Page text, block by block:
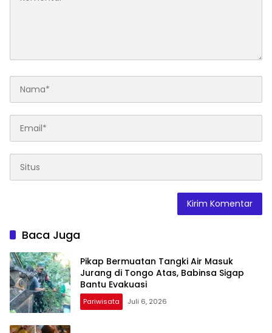
Baca Juga
Pikap Bermuatan Tangki Air Masuk
Jurang di Tongo Atas, Babinsa Sigap
Bantu Evakuasi
Pariwisata Juli 6, 2026